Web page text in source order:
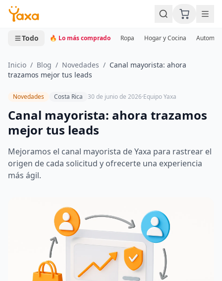
MINI CARRITO
0 productos
Todo 🔥 Lo más comprado Ropa Hogar y Cocina
Inicio / Blog / Novedades / Canal mayorista: ahora
trazamos mejor tus leads
Novedades Costa Rica 30 de junio de 2026·Equipo Yaxa
Canal mayorista: ahora trazamos
mejor tus leads
Mejoramos el canal mayorista de Yaxa para rastrear el
origen de cada solicitud y ofrecerte una experiencia
más ágil.